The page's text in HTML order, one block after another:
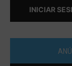
INICIAR